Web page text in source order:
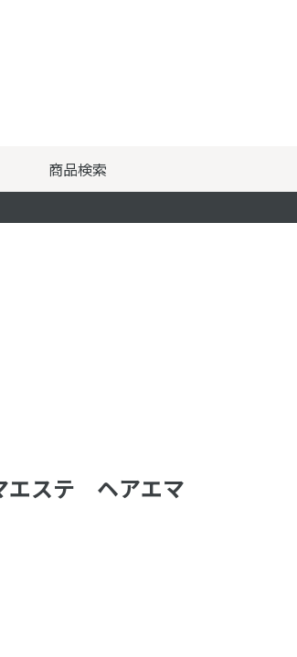
商品検索
エステ ヘアエマ